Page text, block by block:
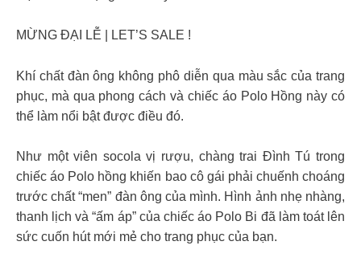
MỪNG ĐẠI LỄ | LET’S SALE !
Khí chất đàn ông không phô diễn qua màu sắc của trang
phục, mà qua phong cách và chiếc áo Polo Hồng này có
thể làm nổi bật được điều đó.
Như một viên socola vị rượu, chàng trai Đình Tú trong
chiếc áo Polo hồng khiến bao cô gái phải chuếnh choáng
trước chất “men” đàn ông của mình. Hình ảnh nhẹ nhàng,
thanh lịch và “ấm áp” của chiếc áo Polo Bi đã làm toát lên
sức cuốn hút mới mẻ cho trang phục của bạn.